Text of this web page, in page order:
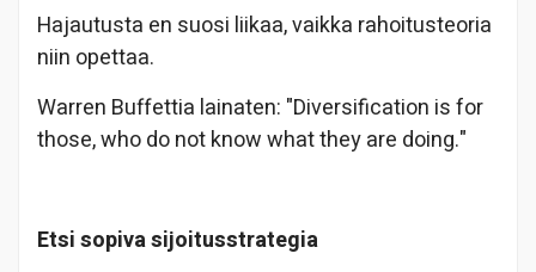
Hajautusta en suosi liikaa, vaikka rahoitusteoria
niin opettaa.
Warren Buffettia lainaten: "Diversification is for
those, who do not know what they are doing."
Etsi sopiva sijoitusstrategia